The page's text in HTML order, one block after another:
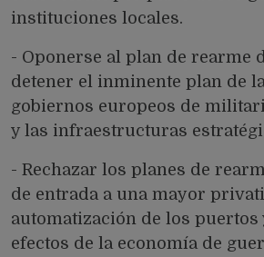
instituciones locales.
- Oponerse al plan de rearme
detener el inminente plan de
gobiernos europeos de
y las infraestructuras
- Rechazar los planes de
de entrada a una mayor
automatización de los puertos
efectos de la economía de